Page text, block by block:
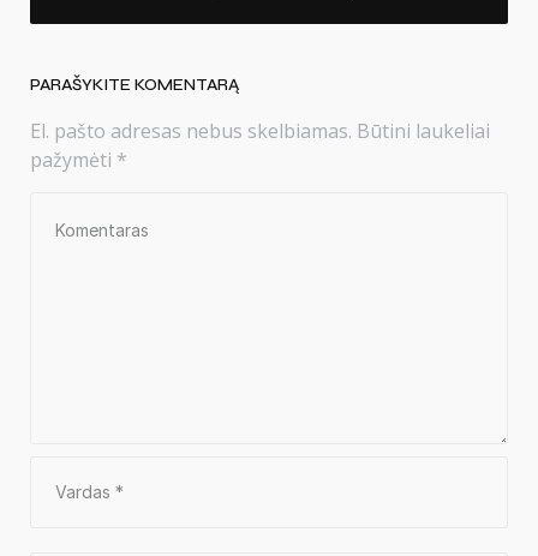
PARAŠYKITE KOMENTARĄ
El. pašto adresas nebus skelbiamas. Būtini laukeliai
pažymėti *